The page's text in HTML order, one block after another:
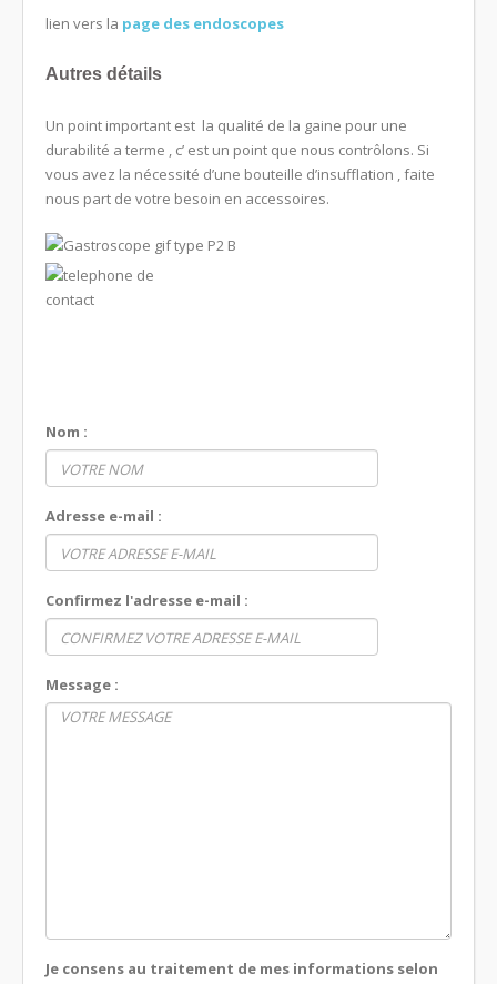
lien vers la page des endoscopes
Autres détails
Un point important est la qualité de la gaine pour une
durabilité a terme , c’ est un point que nous contrôlons. Si
vous avez la nécessité d’une bouteille d’insufflation , faite
nous part de votre besoin en accessoires.
Nom :
Adresse e-mail :
Confirmez l'adresse e-mail :
Message :
Je consens au traitement de mes informations selon